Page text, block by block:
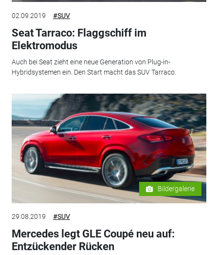
02.09.2019 #SUV
Seat Tarraco: Flaggschiff im
Elektromodus
Auch bei Seat zieht eine neue Generation von Plug-in-
Hybridsystemen ein. Den Start macht das SUV Tarraco.
Bildergalerie
29.08.2019 #SUV
Mercedes legt GLE Coupé neu auf:
Entzückender Rücken